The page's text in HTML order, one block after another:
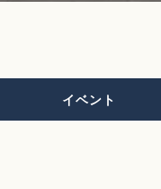
イベント